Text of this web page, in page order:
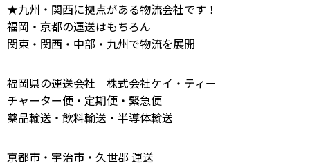
★九州・関西に拠点がある物流会社です！
福岡・京都の運送はもちろん
関東・関西・中部・九州で物流を展開
福岡県の運送会社 株式会社ケイ・ティー
チャーター便・定期便・緊急便
薬品輸送・飲料輸送・半導体輸送
京都市・宇治市・久世郡 運送